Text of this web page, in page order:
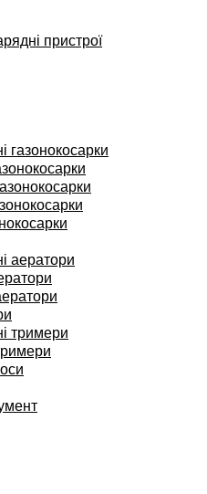
пристрої
газонокосарки
аератори
тримери